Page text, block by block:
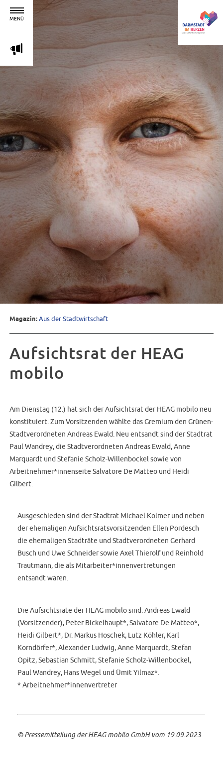
MENÜ
m
Magazin:Aus der Stadtwirtschaft
Aufsichtsrat der HEAG
mobilo
Am Dienstag (12.) hat sich der Aufsichtsrat der HEAG mobilo neu
konstituiert. Zum Vorsitzenden wählte das Gremium den Grünen-
Stadtverordneten Andreas Ewald. Neu entsandt sind der Stadtrat
Paul Wandrey, die Stadtverordneten Andreas Ewald, Anne
Marquardt und Stefanie Scholz-Willenbockel sowie von
Arbeitnehmer*innenseite Salvatore De Matteo und Heidi
Gilbert.
Ausgeschieden sind der Stadtrat Michael Kolmer und neben
der ehemaligen Aufsichtsratsvorsitzenden Ellen Pordesch
die ehemaligen Stadträte und Stadtverordneten Gerhard
Busch und Uwe Schneider sowie Axel Thierolf und Reinhold
Trautmann, die als Mitarbeiter*innenvertretungen
entsandt waren.
Die Aufsichtsräte der HEAG mobilo sind: Andreas Ewald
(Vorsitzender), Peter Bickelhaupt*, Salvatore De Matteo*,
Heidi Gilbert*, Dr. Markus Hoschek, Lutz Köhler, Karl
Korndörfer*, Alexander Ludwig, Anne Marquardt, Stefan
Opitz, Sebastian Schmitt, Stefanie Scholz-Willenbockel,
Paul Wandrey, Hans Wegel und Ümit Yilmaz*.
* Arbeitnehmer*innenvertreter
©Pressemitteilung der HEAG mobilo GmbH vom 19.09.2023